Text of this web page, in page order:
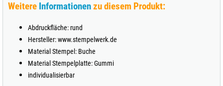
Weitere Informationenzu diesem Produkt:
Abdruckfläche: rund
Hersteller: www.stempelwerk.de
Material Stempel: Buche
Material Stempelplatte: Gummi
individualisierbar